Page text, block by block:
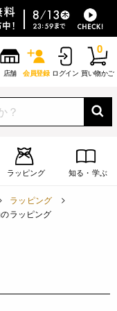
店舗 会員登録 ログイン 買い物かご
0
ラッピング 知る・学ぶ
ラッピング
ラッピング